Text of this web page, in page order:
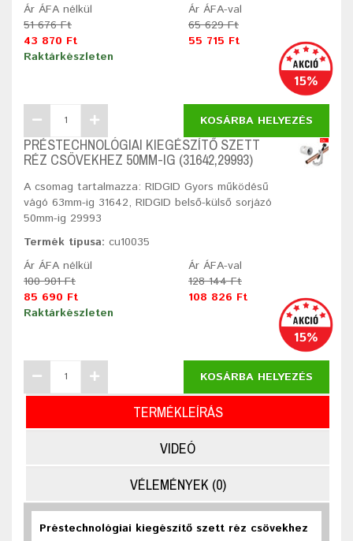
Ár ÁFA nélkül
51 676 Ft
43 870 Ft
Ár ÁFA-val
65 629 Ft
55 715 Ft
Raktárkészleten
15%
KOSÁRBA HELYEZÉS
PRÉSTECHNOLÓGIAI KIEGÉSZÍTŐ SZETT
RÉZ CSÖVEKHEZ 50MM-IG (31642,29993)
A csomag tartalmazza: RIDGID Gyors működésű
vágó 63mm-ig 31642, RIDGID belső-külső sorjázó
50mm-ig 29993
Termék típusa: cu10035
Ár ÁFA nélkül
100 901 Ft
85 690 Ft
Ár ÁFA-val
128 144 Ft
108 826 Ft
Raktárkészleten
15%
KOSÁRBA HELYEZÉS
TERMÉKLEÍRÁS
VIDEÓ
VÉLEMÉNYEK (0)
Préstechnológiai kiegészítő szett réz csövekhez